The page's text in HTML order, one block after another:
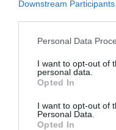
Downstream Participants
Personal Data
I want to opt-out of
personal data.
Opted In
I want to opt-out of
Personal Data.
Opted In
ACTIVAR ARA